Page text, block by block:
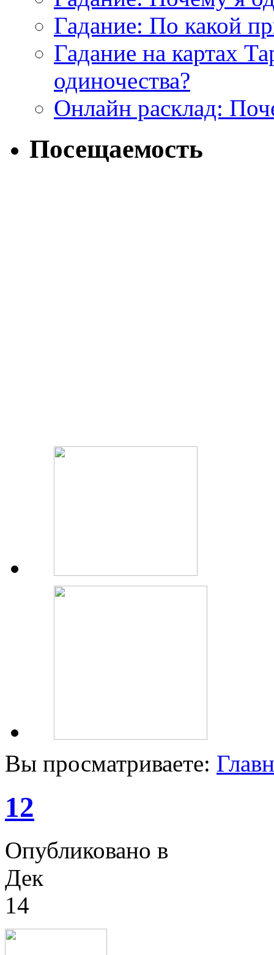
Гадание: По какой
Гадание на картах
одиночества?
Онлайн расклад:
Посещаемость
Вы просматриваете:
12
Опубликовано в
Дек
14